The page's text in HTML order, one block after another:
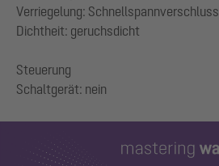
Verriegelung: Schnellspannverschluss
Dichtheit: geruchsdicht
Steuerung